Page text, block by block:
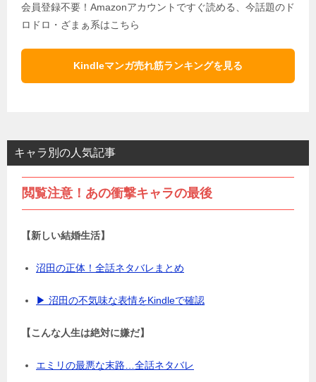
会員登録不要！Amazonアカウントですぐ読める、今話題のド
ロドロ・ざまぁ系はこちら
Kindleマンガ売れ筋ランキングを見る
キャラ別の人気記事
閲覧注意！あの衝撃キャラの最後
【新しい結婚生活】
沼田の正体！全話ネタバレまとめ
▶ 沼田の不気味な表情をKindleで確認
【こんな人生は絶対に嫌だ】
エミリの最悪な末路…全話ネタバレ